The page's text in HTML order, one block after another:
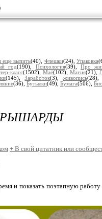
еще выпить(40), Флешки(24), Упаковка
год(190), Психология(39),Про
класс(1502), Маё(102), Магия(21),
(145),Заработок(3), живопись(28),
(36), Бутылки(49), Бумага(506),
РЫШАРДЫ
+ В свой цитатник или
и показать поэтапную